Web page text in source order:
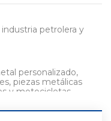
petrolera y
personalizado,
piezas metálicas
y motocicletas.